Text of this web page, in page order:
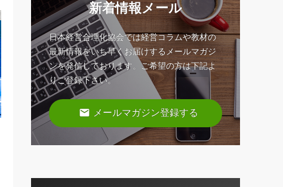
新着情報メール
日本経営合理化協会では経営コラムや教材の
最新情報をいち早くお届けするメールマガジ
ンを発信しております。ご希望の方は下記よ
りご登録下さい。
email メールマガジン登録する